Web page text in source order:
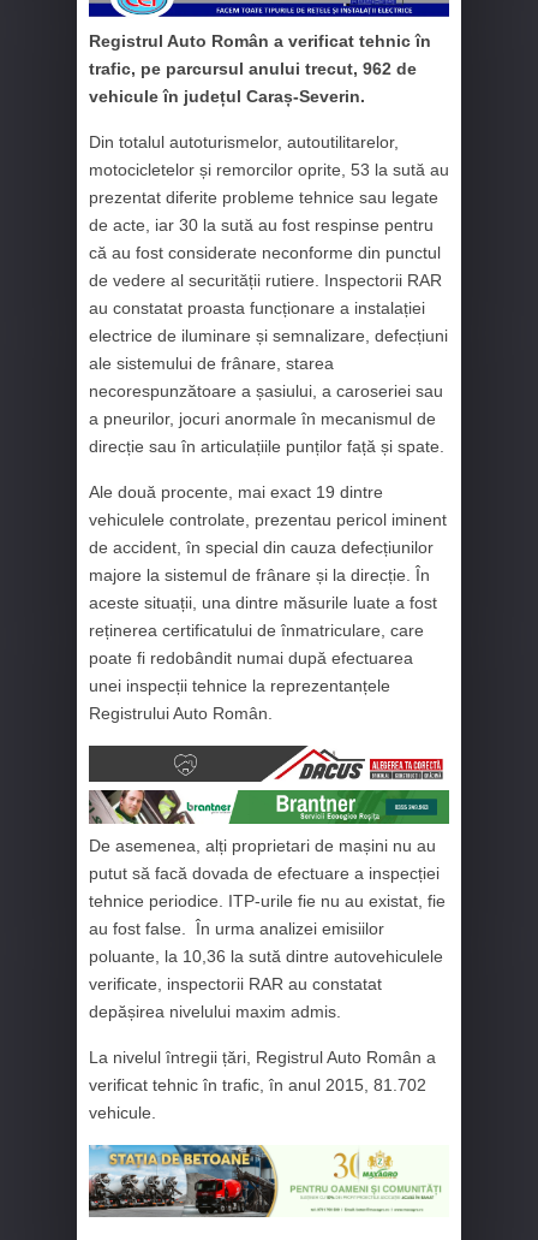
Registrul Auto Român a verificat tehnic în
trafic, pe parcursul anului trecut, 962 de
vehicule în județul Caraș-Severin.
Din totalul autoturismelor, autoutilitarelor,
motocicletelor și remorcilor oprite, 53 la sută au
prezentat diferite probleme tehnice sau legate
de acte, iar 30 la sută au fost respinse pentru
că au fost considerate neconforme din punctul
de vedere al securității rutiere. Inspectorii RAR
au constatat proasta funcționare a instalației
electrice de iluminare și semnalizare, defecțiuni
ale sistemului de frânare, starea
necorespunzătoare a șasiului, a caroseriei sau
a pneurilor, jocuri anormale în mecanismul de
direcție sau în articulațiile punților față și spate.
Ale două procente, mai exact 19 dintre
vehiculele controlate, prezentau pericol iminent
de accident, în special din cauza defecțiunilor
majore la sistemul de frânare și la direcție. În
aceste situații, una dintre măsurile luate a fost
reținerea certificatului de înmatriculare, care
poate fi redobândit numai după efectuarea
unei inspecții tehnice la reprezentanțele
Registrului Auto Român.
De asemenea, alți proprietari de mașini nu au
putut să facă dovada de efectuare a inspecției
tehnice periodice. ITP-urile fie nu au existat, fie
au fost false. În urma analizei emisiilor
poluante, la 10,36 la sută dintre autovehiculele
verificate, inspectorii RAR au constatat
depășirea nivelului maxim admis.
La nivelul întregii țări, Registrul Auto Român a
verificat tehnic în trafic, în anul 2015, 81.702
vehicule.